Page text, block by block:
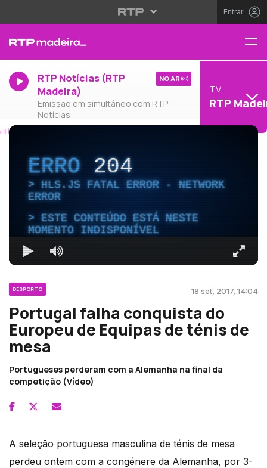
Entrar
RTP Notícias (RTP
Madeira)
Emissão em simultâneo com RTP
Notícias
NO AR
TV
RTP
ERRO204
HLS.JS FATAL ERROR - NETWORK
ERROR
ESTE CONTEÚDO ESTÁ NESTE
MOMENTO INDISPONÍVEL
DESPORTO 18 set, 2017, 14:04
Portugal falha conquista do
Europeu de Equipas de ténis de
mesa
Portugueses perderam com a Alemanha na final da
competição (Vídeo)
A seleção portuguesa masculina de ténis de mesa
perdeu ontem com a congénere da Alemanha, por 3-